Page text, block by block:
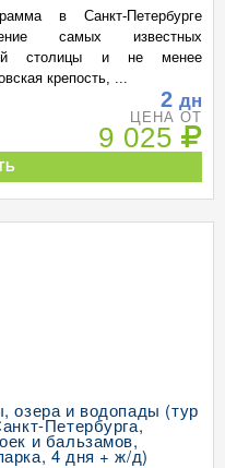
в Санкт-Петербурге
самых известных
столицы и не менее
крепость, ...
2 дн
ЦЕНА ОТ
9 025
озера и водопады (тур
Петербурга,
и бальзамов,
4 дня + ж/д)